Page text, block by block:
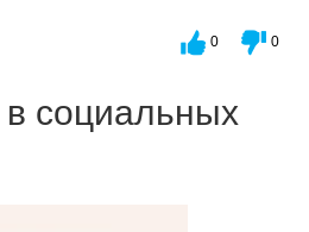
0 0
социальных